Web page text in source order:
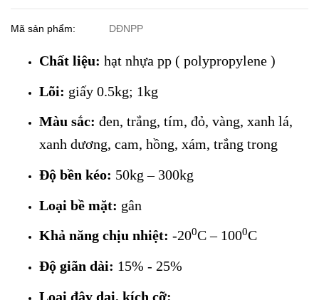
Mã sản phẩm: DĐNPP
Chất liệu: hạt nhựa pp ( polypropylene )
Lõi: giấy 0.5kg; 1kg
Màu sắc: đen, trắng, tím, đỏ, vàng, xanh lá,
xanh dương, cam, hồng, xám, trắng trong
Độ bền kéo: 50kg – 300kg
Loại bề mặt: gân
Khả năng chịu nhiệt: -200C – 1000C
Độ giãn dài: 15% - 25%
Loại đây dai, kích cỡ: